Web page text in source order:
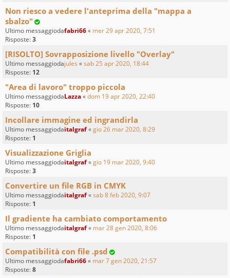
Non riesco a vedere l'anteprima della "mappa a
sbalzo"
Ultimo messaggiodafabri66« mer 29 apr 2020, 7:51
Risposte:3
[RISOLTO] Sovrapposizione livello "Overlay"
Ultimo messaggiodajules «sab 25 apr 2020, 18:44
Risposte: 12
"Area di lavoro" troppo piccola
Ultimo messaggiodaLazza«dom 19 apr 2020, 22:40
Risposte: 10
Incollare immagine ed ingrandirla
Ultimo messaggiodaitalgraf«gio 26 mar 2020, 8:29
Risposte: 1
Visualizzazione Griglia
Ultimo messaggiodaitalgraf«gio 19 mar 2020, 9:40
Risposte:3
Convertire un file RGB in CMYK
Ultimo messaggiodaitalgraf«sab 8 feb 2020, 9:07
Risposte: 1
Il gradiente ha cambiato comportamento
Ultimo messaggiodaitalgraf« mar 28 gen 2020, 8:06
Risposte: 1
Compatibilità con file .psd
Ultimo messaggiodafabri66« mar 7 gen 2020, 21:57
Risposte:8